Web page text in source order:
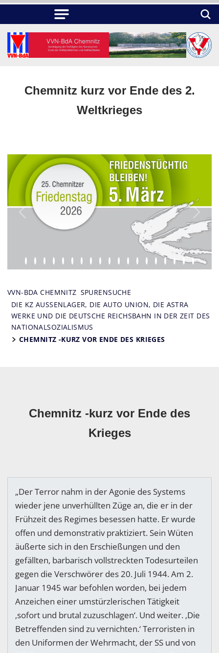
Chemnitz kurz vor Ende des 2.
Weltkrieges
Previous Next
VVN-BDA CHEMNITZ SPURENSUCHE
DIE KZ AUSSENLAGER, DIE AUTO UNION, DIE ASTRA W
ERKE UND DIE DEUTSCHE REICHSBAHN IN DER ZEIT DES N
ATIONALSOZIALISMUS
CHEMNITZ -KURZ VOR ENDE DES KRIEGES
Chemnitz -kurz vor Ende des
Krieges
„Der Terror nahm in der Agonie des Systems
wieder jene unverhüllten Züge an, die er in der
Frühzeit des Regimes besessen hatte. Er wurde
offen und demonstrativ praktiziert. Sein Wüten
äußerte sich in den Erschießungen und den
gefällten, barbarisch vollstreckten Todesurteilen
gegen die Verschwörer des 20. Juli 1944. Am 2.
Januar 1945 war befohlen worden, bei jedem
Anzeichen einer umstürzlerischen Tätigkeit
‚sofort und brutal zuzuschlagen‘. Und weiter. ‚Die
Betreffenden sind zu vernichten.‘ Terroristen in
den Uniformen der Wehrmacht, der SS und von